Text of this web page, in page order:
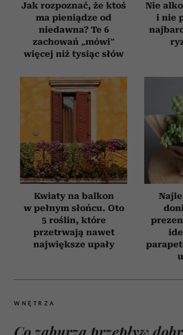
Jak rozpoznać, że ktoś
ma pieniądze od
niedawna? Te 6
zachowań „mówi”
więcej niż tysiąc słów
Nie
i nie
Kwiaty na balkon
w pełnym słońcu. Oto
5 roślin, które
przetrwają nawet
największe upały
WNĘTRZA